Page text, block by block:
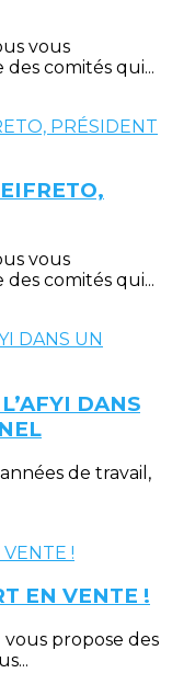
vous
comités qui...
vous
comités qui...
DANS
de travail,
EN VENTE !
vous propose des